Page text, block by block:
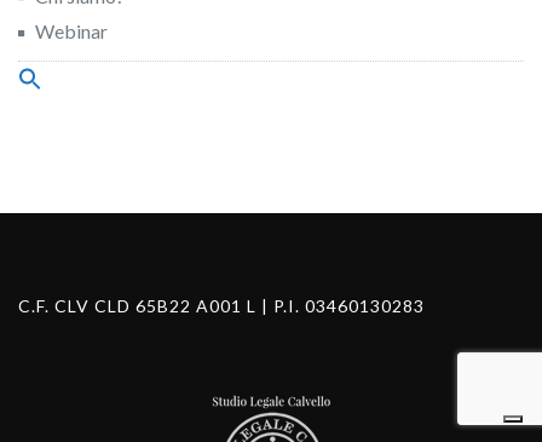
Webinar
Search
C.F. CLV CLD 65B22 A001 L | P.I. 03460130283